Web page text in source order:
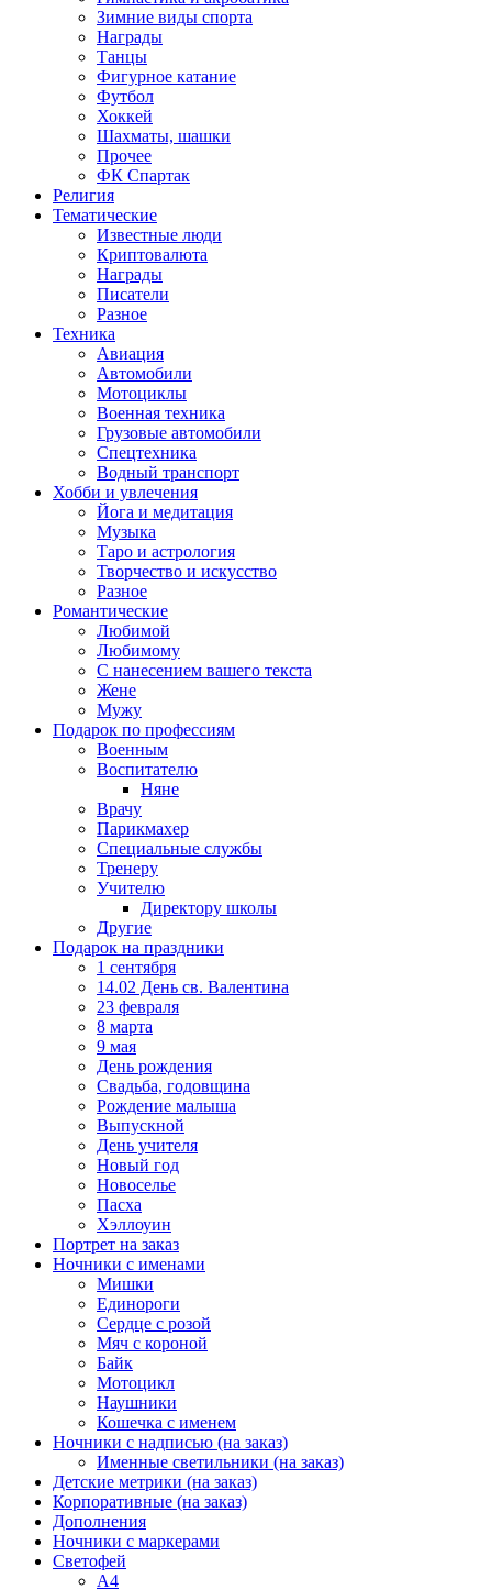
Зимние виды спорта
Награды
Танцы
Фигурное катание
Футбол
Хоккей
Шахматы, шашки
Прочее
ФК Спартак
Религия
Тематические
Известные люди
Криптовалюта
Награды
Писатели
Разное
Техника
Авиация
Автомобили
Мотоциклы
Военная техника
Грузовые автомобили
Спецтехника
Водный транспорт
Хобби и увлечения
Йога и медитация
Музыка
Таро и астрология
Творчество и искусство
Разное
Романтические
Любимой
Любимому
С нанесением вашего текста
Жене
Мужу
Подарок по профессиям
Военным
Воспитателю
Няне
Врачу
Парикмахер
Специальные службы
Тренеру
Учителю
Директору школы
Другие
Подарок на праздники
1 сентября
14.02 День св. Валентина
23 февраля
8 марта
9 мая
День рождения
Свадьба, годовщина
Рождение малыша
Выпускной
День учителя
Новый год
Новоселье
Пасха
Хэллоуин
Портрет на заказ
Ночники с именами
Мишки
Единороги
Сердце с розой
Мяч с короной
Байк
Мотоцикл
Наушники
Кошечка с именем
Ночники с надписью (на заказ)
Именные светильники (на заказ)
Детские метрики (на заказ)
Корпоративные (на заказ)
Дополнения
Ночники с маркерами
Светофей
А4